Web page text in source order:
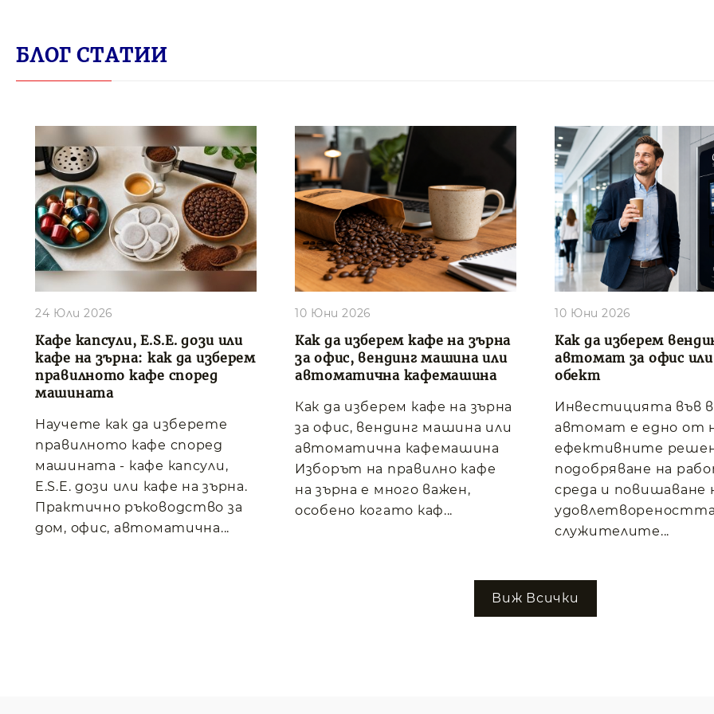
БЛОГ СТАТИИ
Кафе капсули, E.S.E. дози или
кафе на зърна: как да изберем
правилното кафе според
машината
24 Юли 2026
Научете как да изберете
правилното кафе според
машината - кафе капсули,
E.S.E. дози или кафе на зърна.
Практично ръководство за
дом, офис, автоматична...
Как да изберем кафе на зърна
за офис, вендинг машина или
автоматична кафемашина
10 Юни 2026
Как да изберем кафе на зърна
за офис, вендинг машина или
автоматична кафемашина
Изборът на правилно кафе
на зърна е много важен,
особено когато каф...
Как да изберем
автомат за офис или
обект
10 Юни 2026
Инвестицията във
автомат е едно от
ефективните
подобряване на
среда и повишаване
служителите...
Виж Всички